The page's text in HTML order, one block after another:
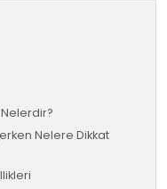
Nelere Dikkat